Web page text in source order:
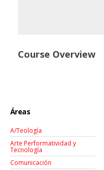
Course Overview
Áreas
A/Teología
Arte Performatividad y
Tecnología
Comunicación